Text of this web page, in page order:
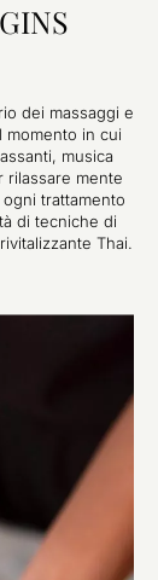
dei massaggi e
momento in cui
musica
rilassare mente
trattamento
di tecniche di
Thai.